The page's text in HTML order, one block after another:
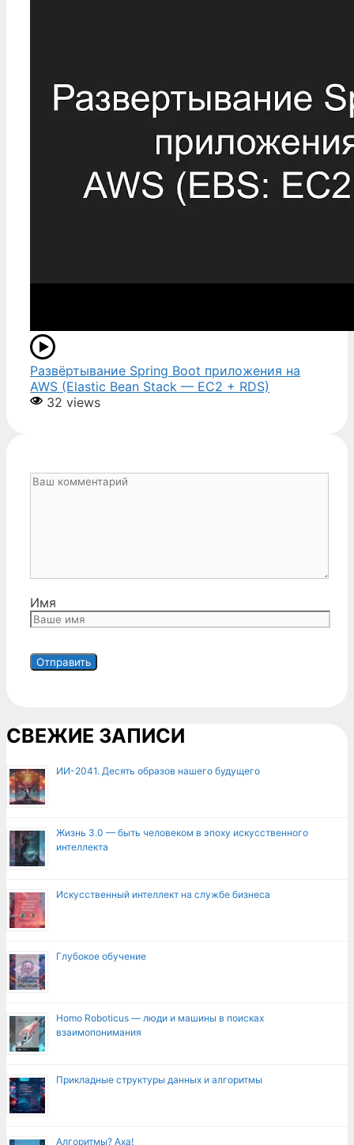
Развёртывание Spring Boot приложения на
AWS (Elastic Bean Stack — EC2 + RDS)
32 views
Имя
СВЕЖИЕ ЗАПИСИ
ИИ-2041. Десять образов нашего будущего
Жизнь 3.0 — быть человеком в эпоху искусственного
интеллекта
Искусственный интеллект на службе бизнеса
Глубокое обучение
Homo Roboticus — люди и машины в поисках
взаимопонимания
Прикладные структуры данных и алгоритмы
Алгоритмы? Аха!